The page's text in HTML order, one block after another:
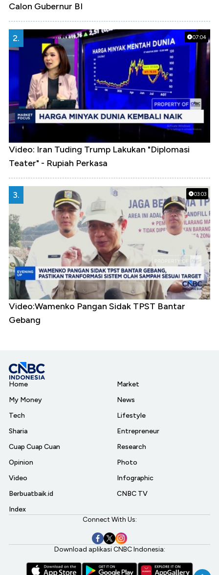
Calon Gubernur BI
07:04
2.
Video: Iran Tuding Trump Lakukan "Diplomasi
Teater" - Rupiah Perkasa
03:03
3.
Video:Wamenko Pangan Sidak TPST Bantar
Gebang
Home
My Money
Tech
Sharia
Cuap Cuap Cuan
Opinion
Video
Berbuatbaik.id
Index
Market
News
Lifestyle
Entrepreneur
Research
Photo
Infographic
CNBC TV
Connect With Us:
Download aplikasi CNBC Indonesia: